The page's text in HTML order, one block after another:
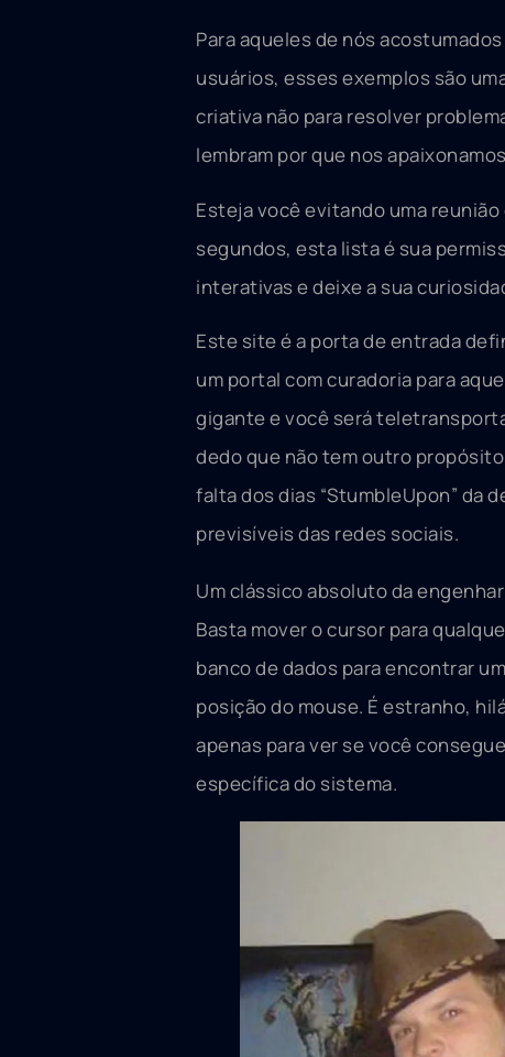
Para aqueles de nós
usuários, esses exemplos são
criativa não para resolver
lembram por que nos
Esteja você evitando uma
segundos, esta lista é sua
interativas e deixe a sua
Este site é a porta de entrada
um portal com curadoria para
gigante e você será
dedo que não tem outro
falta dos dias “StumbleUpon” da
previsíveis das redes sociais.
Um clássico absoluto da
Basta mover o cursor para
banco de dados para encontrar
posição do mouse. É estranho,
apenas para ver se você
específica do sistema.